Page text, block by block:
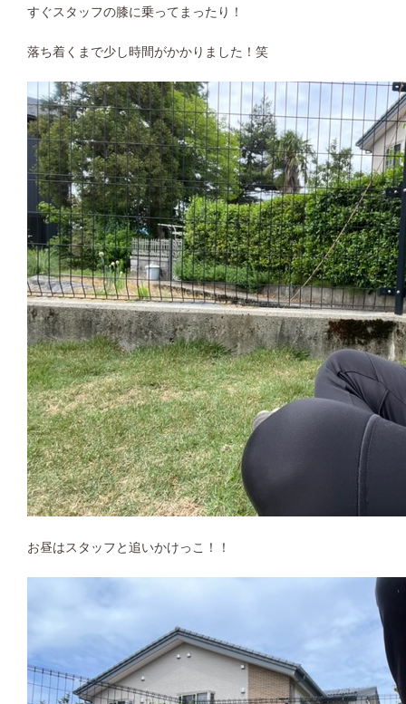
すぐスタッフの膝に乗ってまったり！
落ち着くまで少し時間がかかりました！笑
お昼はスタッフと追いかけっこ！！